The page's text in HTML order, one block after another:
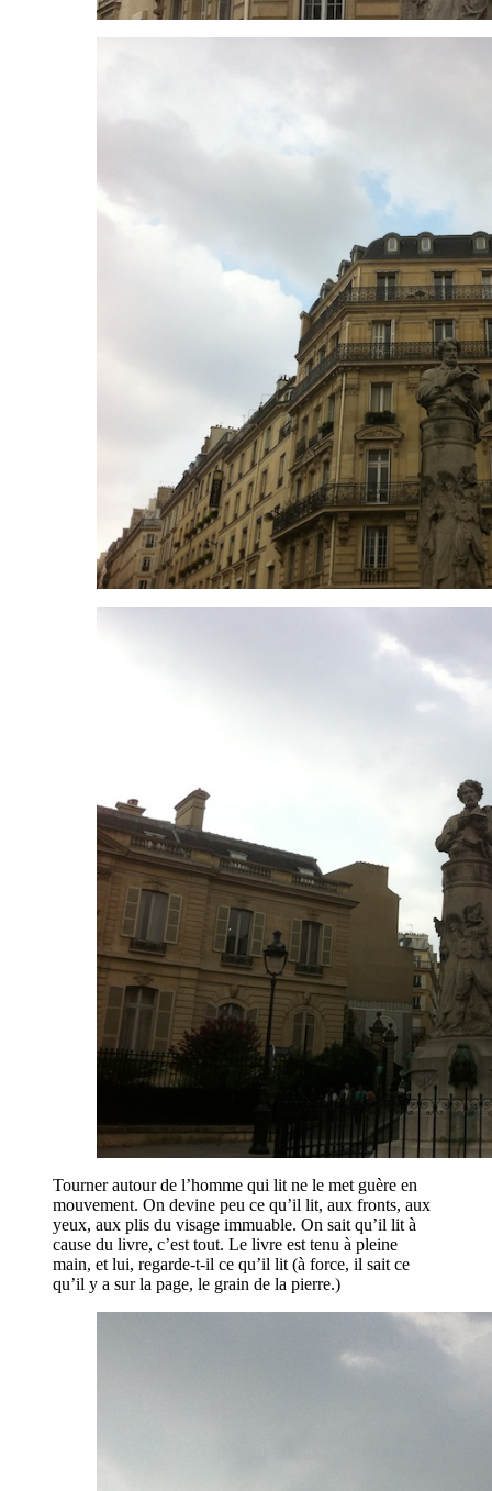
Tourner autour de l’homme qui lit ne le met guère en
mouvement. On devine peu ce qu’il lit, aux fronts, aux
yeux, aux plis du visage immuable. On sait qu’il lit à
cause du livre, c’est tout. Le livre est tenu à pleine
main, et lui, regarde-t-il ce qu’il lit (à force, il sait ce
qu’il y a sur la page, le grain de la pierre.)